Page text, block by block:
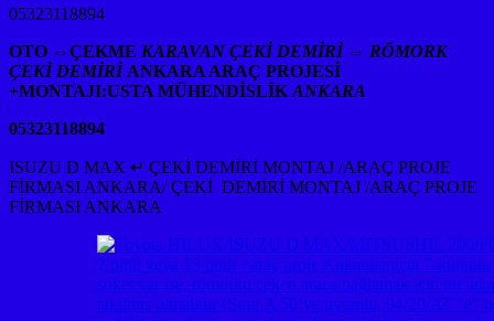
05323118894
OTO ⇔ÇEKME KARAVAN ÇEKİ DEMİRİ ⇔ RÖMORK
ÇEKİ DEMİRİANKARA ARAÇ PROJESİ
+MONTAJI:USTA MÜHENDİSLİK ANKARA
05323118894
ISUZU D MAX ↵ ÇEKİ DEMİRİ MONTAJ /ARAÇ PROJE
FİRMASI ANKARA/ ÇEKİ DEMİRİ MONTAJ /ARAÇ PROJE
FİRMASI ANKARA